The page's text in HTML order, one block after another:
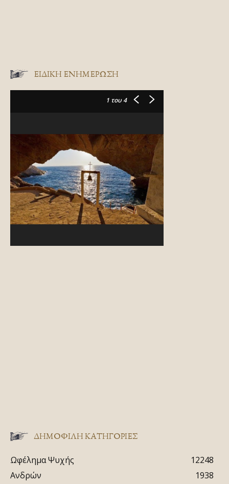
ΕΙΔΙΚΉ ΕΝΗΜΈΡΩΣΗ
1 του 4
ΔΗΜΟΦΙΛΗ ΚΑΤΗΓΟΡΙΕΣ
Ωφέλημα Ψυχής
12248
Ανδρών
1938